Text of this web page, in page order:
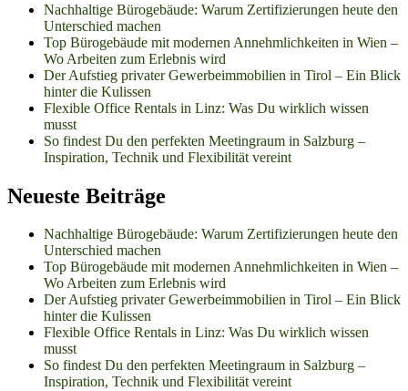
Nachhaltige Bürogebäude: Warum Zertifizierungen heute den
Unterschied machen
Top Bürogebäude mit modernen Annehmlichkeiten in Wien –
Wo Arbeiten zum Erlebnis wird
Der Aufstieg privater Gewerbeimmobilien in Tirol – Ein Blick
hinter die Kulissen
Flexible Office Rentals in Linz: Was Du wirklich wissen
musst
So findest Du den perfekten Meetingraum in Salzburg –
Inspiration, Technik und Flexibilität vereint
Neueste Beiträge
Nachhaltige Bürogebäude: Warum Zertifizierungen heute den
Unterschied machen
Top Bürogebäude mit modernen Annehmlichkeiten in Wien –
Wo Arbeiten zum Erlebnis wird
Der Aufstieg privater Gewerbeimmobilien in Tirol – Ein Blick
hinter die Kulissen
Flexible Office Rentals in Linz: Was Du wirklich wissen
musst
So findest Du den perfekten Meetingraum in Salzburg –
Inspiration, Technik und Flexibilität vereint